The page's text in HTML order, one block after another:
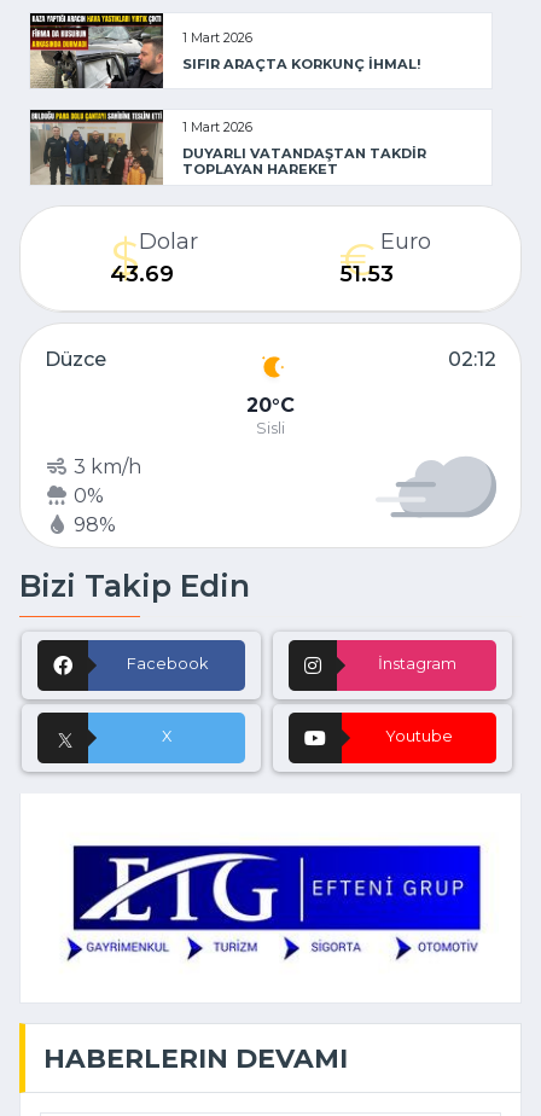
1 Mart 2026
SIFIR ARAÇTA KORKUNÇ İHMAL!
1 Mart 2026
DUYARLI VATANDAŞTAN TAKDİR
TOPLAYAN HAREKET
Dolar
43.69
Euro
51.53
Düzce
02:12
20 C
Sisli
3 km/h
0%
98%
Bizi Takip Edin
Facebook İnstagram
X Youtube
HABERLERIN DEVAMI